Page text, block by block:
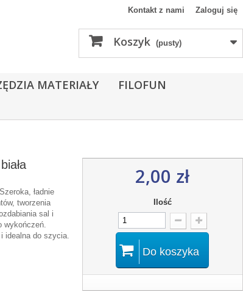
Zaloguj się
Kontakt z nami
Koszyk (pusty)
MATERIAŁY
FILOFUN
ładnie
tworzenia
sal i
wykończeń.
idealna do szycia.
2,00 zł
Ilość
Do koszyka